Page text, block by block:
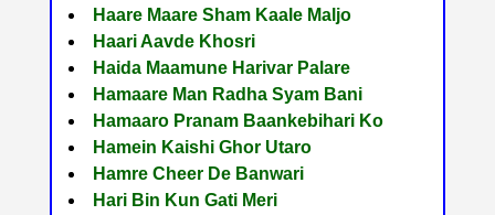
Haare Maare Sham Kaale Maljo
Haari Aavde Khosri
Haida Maamune Harivar Palare
Hamaare Man Radha Syam Bani
Hamaaro Pranam Baankebihari Ko
Hamein Kaishi Ghor Utaro
Hamre Cheer De Banwari
Hari Bin Kun Gati Meri